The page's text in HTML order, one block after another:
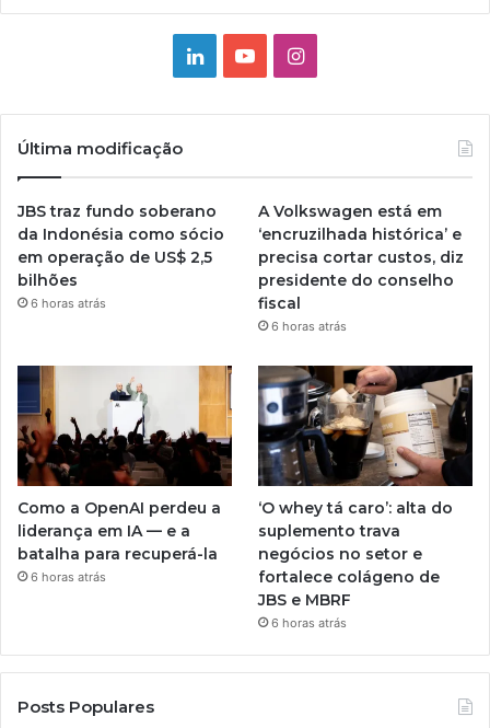
LinkedinYouTubeInstagram
Última modificação
JBS traz fundo soberano
da Indonésia como sócio
em operação de US$ 2,5
bilhões
6 horas atrás
A Volkswagen está em
‘encruzilhada histórica’ e
precisa cortar custos, diz
presidente do conselho
fiscal
6 horas atrás
Como a OpenAI perdeu a
liderança em IA — e a
batalha para recuperá-la
6 horas atrás
‘O whey tá caro’: alta do
suplemento trava
negócios no setor e
fortalece colágeno de
JBS e MBRF
6 horas atrás
Posts Populares